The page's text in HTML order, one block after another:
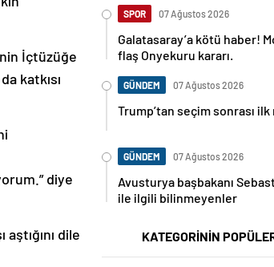
İçtüzüğe
katkısı
diye
dile
SPOR 07 Ağustos 2026
Galatasaray’a kötü haber!
flaş Onyekuru kararı.
GÜNDEM 07 Ağustos 2026
Trump’tan seçim sonrası
GÜNDEM 07 Ağustos 2026
Avusturya başbakanı
ile ilgili bilinmeyenler
KATEGORİNİN